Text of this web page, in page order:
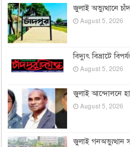
জুলাই অভ্যুত্থানে
August 5, 2026
বিদ্যুৎ বিভ্রাটে
August 5, 2026
জুলাই আন্দোলনে
August 5, 2026
জুলাই গনঅভ্যুত্থান